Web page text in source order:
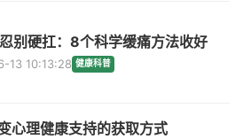
别硬扛：8个科学缓痛方法收好
13 10:13:28 健康科普
心理健康支持的获取方式